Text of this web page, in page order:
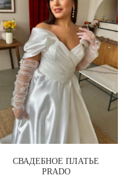
СВАДЕБНОЕ ПЛАТЬЕ
PRADO